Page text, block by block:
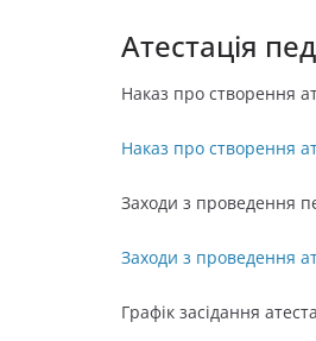
Атестація
Наказ про створення
Наказ про створення
Заходи з проведення
Заходи з проведення
Графік засідання